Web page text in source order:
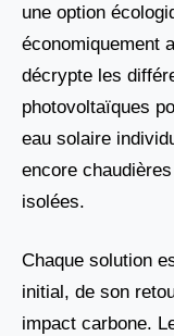
une option
économiquement
décrypte les
photovoltaïques
eau solaire
encore
isolées.
Chaque solution
initial, de son
impact carbone.